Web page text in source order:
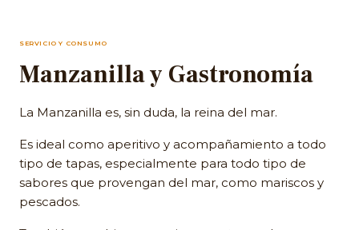
SERVICIO Y CONSUMO
Manzanilla y Gastronomía
La Manzanilla es, sin duda, la reina del mar.
Es ideal como aperitivo y acompañamiento a todo
tipo de tapas, especialmente para todo tipo de
sabores que provengan del mar, como mariscos y
pescados.